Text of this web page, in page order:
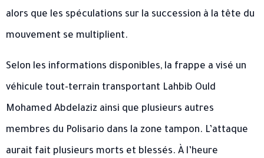
alors que les spéculations sur la succession à la tête du
mouvement se multiplient.
Selon les informations disponibles, la frappe a visé un
véhicule tout-terrain transportant Lahbib Ould
Mohamed Abdelaziz ainsi que plusieurs autres
membres du Polisario dans la zone tampon. L’attaque
aurait fait plusieurs morts et blessés. À l’heure